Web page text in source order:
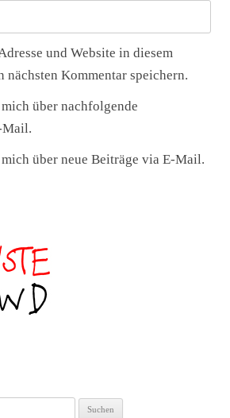
und Website in diesem
nächsten Kommentar speichern.
über nachfolgende
Mail.
über neue Beiträge via E-Mail.